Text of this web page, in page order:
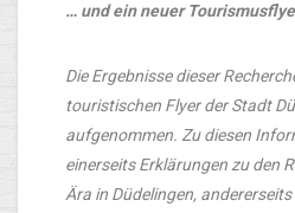
… und ein neuer
Die Ergebnisse dieser
touristischen Flyer der Stadt
aufgenommen. Zu diesen
einerseits Erklärungen zu den
Ära in Düdelingen,